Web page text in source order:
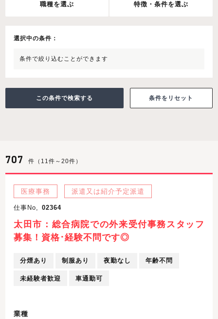
職種を選ぶ 特徴・条件を選ぶ
選択中の条件：
条件で絞り込むことができます
条件をリセット
707 件（11件～20件）
医療事務 派遣又は紹介予定派遣
仕事No, 02364
太田市：総合病院での外来受付事務スタッフ
募集！資格･経験不問です◎
分煙あり 制服あり 夜勤なし 年齢不問
未経験者歓迎 車通勤可
業種